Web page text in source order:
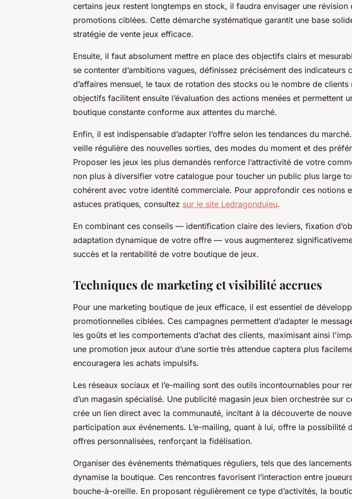
certains jeux restent longtemps en stock, il faudra envisager une révision
promotions ciblées. Cette démarche systématique garantit une base
stratégie de vente jeux efficace.
Ensuite, il faut absolument mettre en place des objectifs clairs et
se contenter d’ambitions vagues, définissez précisément des indicateurs
d’affaires mensuel, le taux de rotation des stocks ou le nombre de clients
objectifs facilitent ensuite l’évaluation des actions menées et permettent
boutique constante conforme aux attentes du marché.
Enfin, il est indispensable d’adapter l’offre selon les tendances du
veille régulière des nouvelles sorties, des modes du moment et des
Proposer les jeux les plus demandés renforce l’attractivité de votre
non plus à diversifier votre catalogue pour toucher un public plus large
cohérent avec votre identité commerciale. Pour approfondir ces notions
astuces pratiques, consultez sur le site Ledragondujeu.
En combinant ces conseils — identification claire des leviers, fixation
adaptation dynamique de votre offre — vous augmenterez
succès et la rentabilité de votre boutique de jeux.
Techniques de marketing et visibilité accrues
Pour une marketing boutique de jeux efficace, il est essentiel de
promotionnelles ciblées. Ces campagnes permettent d’adapter le
les goûts et les comportements d’achat des clients, maximisant ainsi
une promotion jeux autour d’une sortie très attendue captera plus
encouragera les achats impulsifs.
Les réseaux sociaux et l’e-mailing sont des outils incontournables pour
d’un magasin spécialisé. Une publicité magasin jeux bien orchestrée sur
crée un lien direct avec la communauté, incitant à la découverte de
participation aux événements. L’e-mailing, quant à lui, offre la possibilité
offres personnalisées, renforçant la fidélisation.
Organiser des événements thématiques réguliers, tels que des
dynamise la boutique. Ces rencontres favorisent l’interaction entre
bouche-à-oreille. En proposant régulièrement ce type d’activités, la